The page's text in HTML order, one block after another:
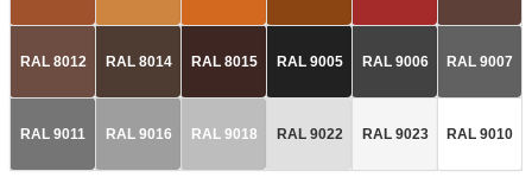
RAL 8012 RAL 8014 RAL 8015 RAL 9005 RAL 9006 RAL 9007
RAL 9011 RAL 9016 RAL 9018 RAL 9022 RAL 9023 RAL 9010